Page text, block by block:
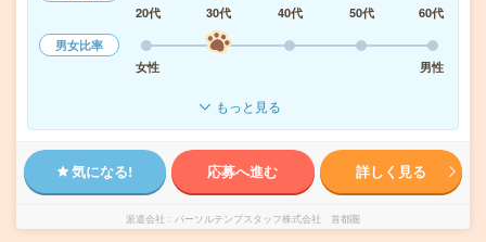
20代
30代 40代 50代
60代
男女比率
女性
男性
もっと見る
気になる! 応募へ進む 詳しく見る
派遣会社 パーソルテンプスタッフ株式会社 首都圏